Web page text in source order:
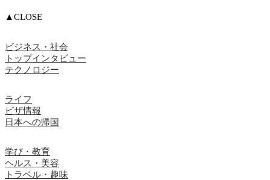
▲CLOSE
ビジネス・社会
トップインタビュー
テクノロジー
ライフ
ビザ情報
日本への帰国
学び・教育
ヘルス・美容
トラベル・趣味